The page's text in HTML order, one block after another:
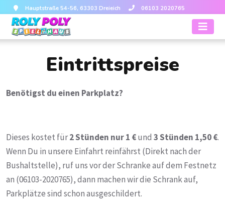
Hauptstraße 54-56, 63303 Dreieich 06103 2020765
Eintrittspreise
Benötigst du einen Parkplatz?
Dieses kostet für2 Stünden nur 1 €und 3 Stünden 1,50 €.
Wenn Du in unsere Einfahrt reinfährst (Direkt nach der
Bushaltstelle), ruf uns vor der Schranke auf dem Festnetz
an (06103-2020765), dann machen wir die Schrank auf,
Parkplätze sind schon ausgeschildert.